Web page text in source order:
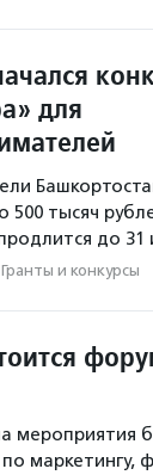
для
500 тысяч
до 31
Гранты и конкурсы
мероприятия
маркетингу,